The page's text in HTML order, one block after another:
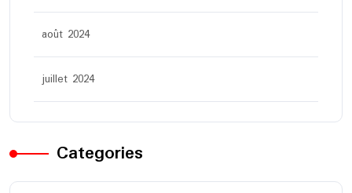
août 2024
juillet 2024
Categories